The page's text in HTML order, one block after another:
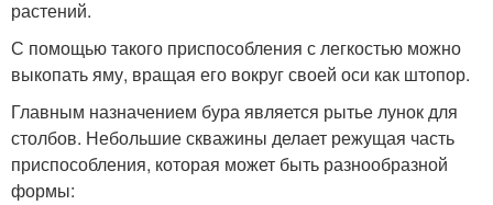
растений.
С помощью такого приспособления с легкостью можно
выкопать яму, вращая его вокруг своей оси как штопор.
Главным назначением бура является рытье лунок для
столбов. Небольшие скважины делает режущая часть
приспособления, которая может быть разнообразной
формы: